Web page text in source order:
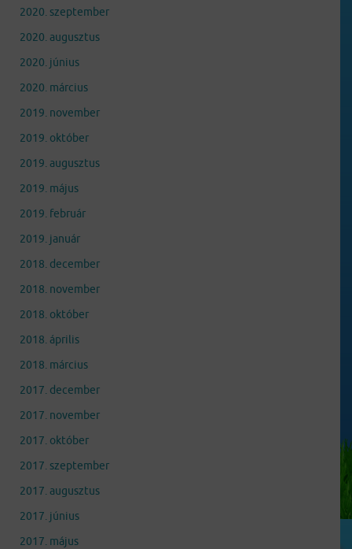
2020. szeptember
2020. augusztus
2020. június
2020. március
2019. november
2019. október
2019. augusztus
2019. május
2019. február
2019. január
2018. december
2018. november
2018. október
2018. április
2018. március
2017. december
2017. november
2017. október
2017. szeptember
2017. augusztus
2017. június
2017. május